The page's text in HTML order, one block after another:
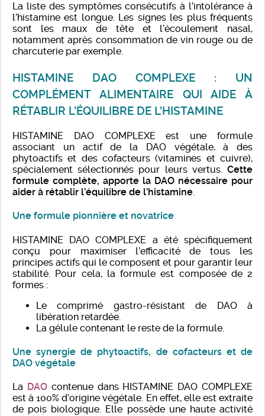
La liste des symptômes consécutifs à l’intolérance à
l’histamine est longue. Les signes les plus fréquents
sont les maux de tête et l’écoulement nasal,
notamment après consommation de vin rouge ou de
charcuterie par exemple.
HISTAMINE DAO COMPLEXE : UN
COMPLÉMENT ALIMENTAIRE QUI AIDE À
RÉTABLIR L’ÉQUILIBRE DE L’HISTAMINE
HISTAMINE DAO COMPLEXE est une formule
associant un actif de la DAO végétale, à des
phytoactifs et des cofacteurs (vitamines et cuivre),
spécialement sélectionnés pour leurs vertus. Cette
formule complète, apporte la DAO nécessaire pour
aider à rétablir l’équilibre de l’histamine.
Une formule pionnière et novatrice
HISTAMINE DAO COMPLEXE a été spécifiquement
conçu pour maximiser l’efficacité de tous les
principes actifs qui le composent et pour garantir leur
stabilité. Pour cela, la formule est composée de 2
formes :
Le comprimé gastro-résistant de DAO à
libération retardée.
La gélule contenant le reste de la formule.
Une synergie de phytoactifs, de cofacteurs et de
DAO végétale
La DAOcontenue dans HISTAMINE DAO COMPLEXE
est à 100% d’origine végétale. En effet, elle est extraite
de pois biologique. Elle possède une haute activité